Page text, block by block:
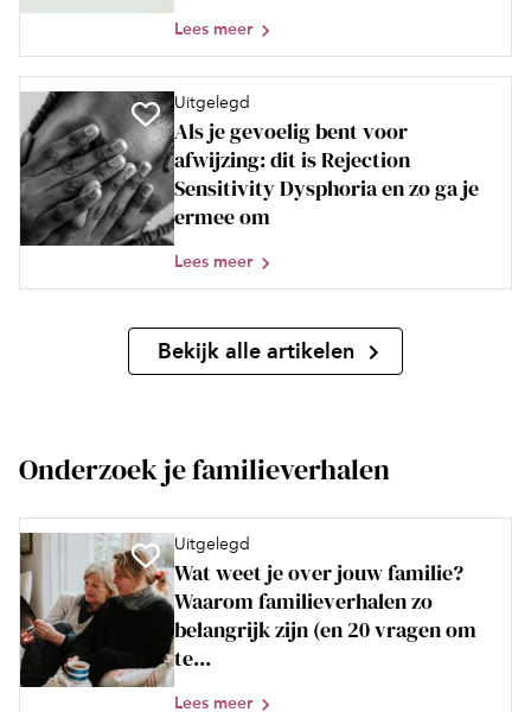
Lees meer
Uitgelegd
Als je gevoelig bent voor
afwijzing: dit is Rejection
Sensitivity Dysphoria en zo ga je
ermee om
Lees meer
Bekijk alle artikelen
Onderzoek je familieverhalen
Uitgelegd
Wat weet je over jouw familie?
Waarom familieverhalen zo
belangrijk zijn (en 20 vragen om
te...
Lees meer